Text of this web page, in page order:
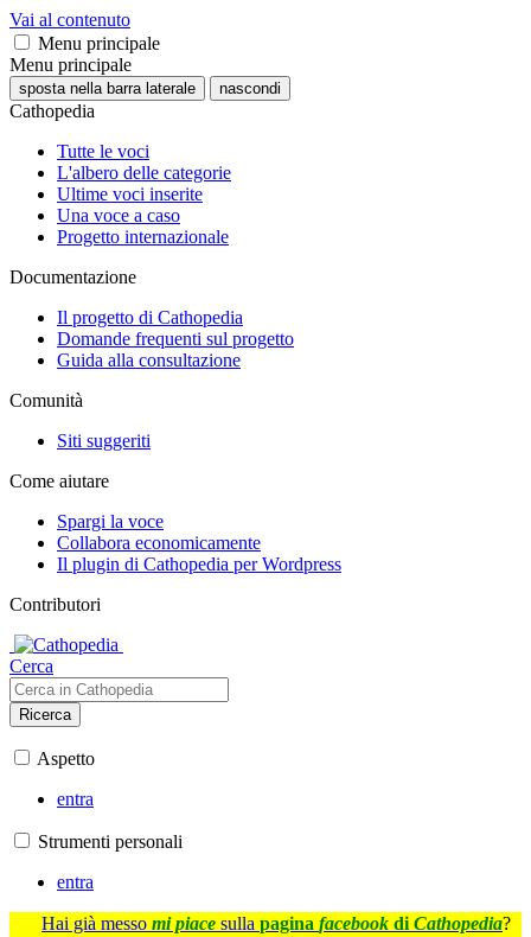
Vai al contenuto
Menu principale
Menu principale
sposta nella barra laterale nascondi
Cathopedia
Tutte le voci
L'albero delle categorie
Ultime voci inserite
Una voce a caso
Progetto internazionale
Documentazione
Il progetto di Cathopedia
Domande frequenti sul progetto
Guida alla consultazione
Comunità
Siti suggeriti
Come aiutare
Spargi la voce
Collabora economicamente
Il plugin di Cathopedia per Wordpress
Contributori
Cerca
Ricerca
Aspetto
entra
Strumenti personali
entra
Hai già messo mi piace sulla pagina facebook di Cathopedia?